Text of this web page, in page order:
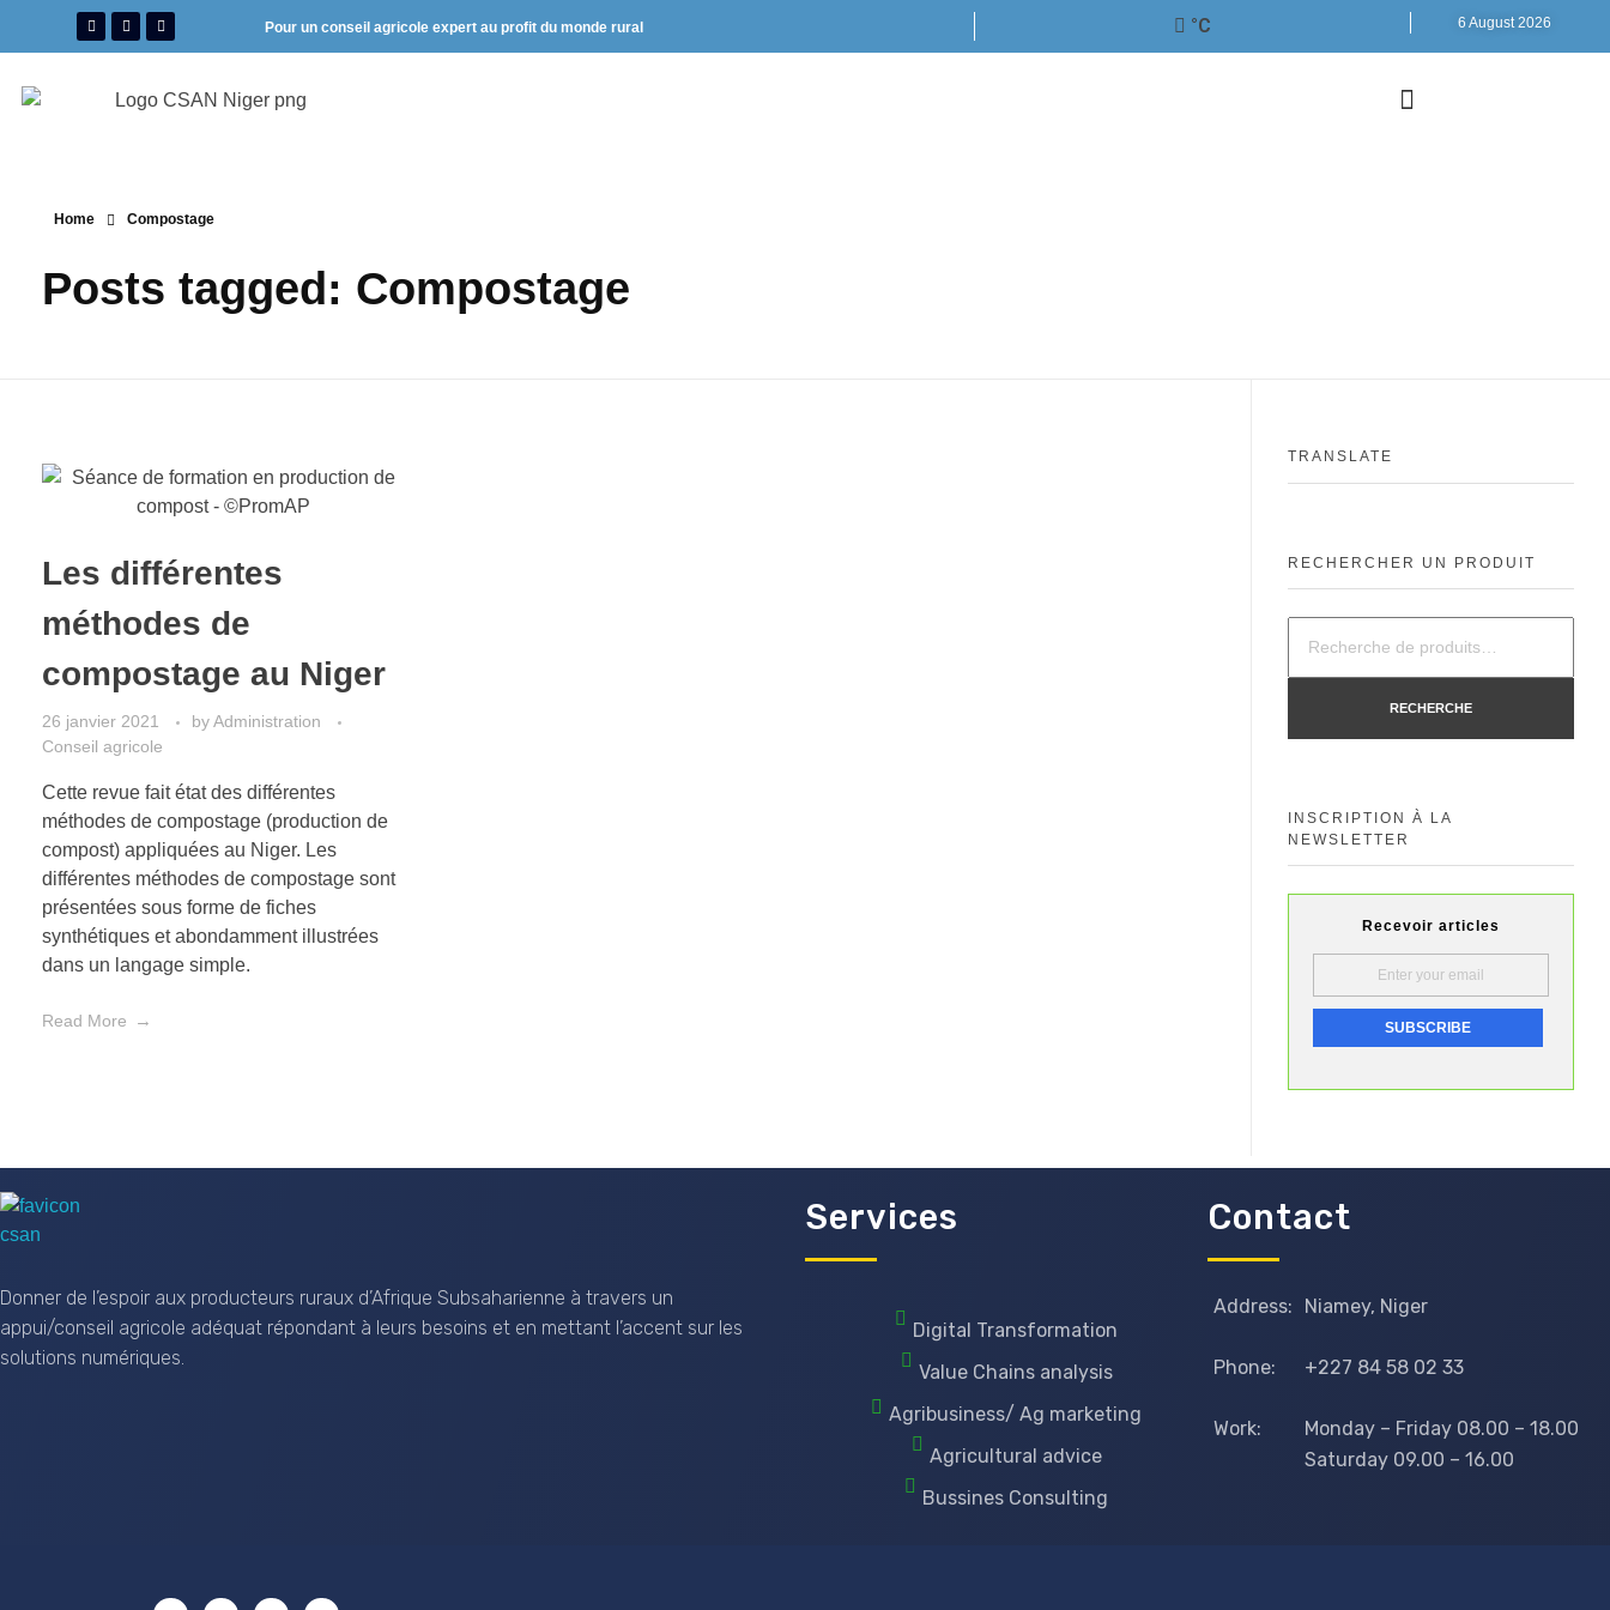
Pour un conseil agricole expert au profit du monde rural °C 6 August 2026
Home Compostage
Posts tagged: Compostage
Les différentes
méthodes de
compostage au Niger
26 janvier 2021 byAdministration
Conseil agricole
Cette revue fait état des différentes
méthodes de compostage (production de
compost) appliquées au Niger. Les
différentes méthodes de compostage sont
présentées sous forme de fiches
synthétiques et abondamment illustrées
dans un langage simple.
Read More
TRANSLATE
RECHERCHER UN PRODUIT
RECHERCHE
INSCRIPTION À LA
NEWSLETTER
Recevoir articles
Donner de l’espoir aux producteurs ruraux d’Afrique Subsaharienne à travers un
appui/conseil agricole adéquat répondant à leurs besoins et en mettant l’accent sur les
solutions numériques.
Services
Digital Transformation
Value Chains analysis
Agribusiness/ Ag marketing
Agricultural advice
Bussines Consulting
Contact
Address: Niamey, Niger
Phone: +227 84 58 02 33
Work:
Monday – Friday 08.00 – 18.00
Saturday 09.00 – 16.00